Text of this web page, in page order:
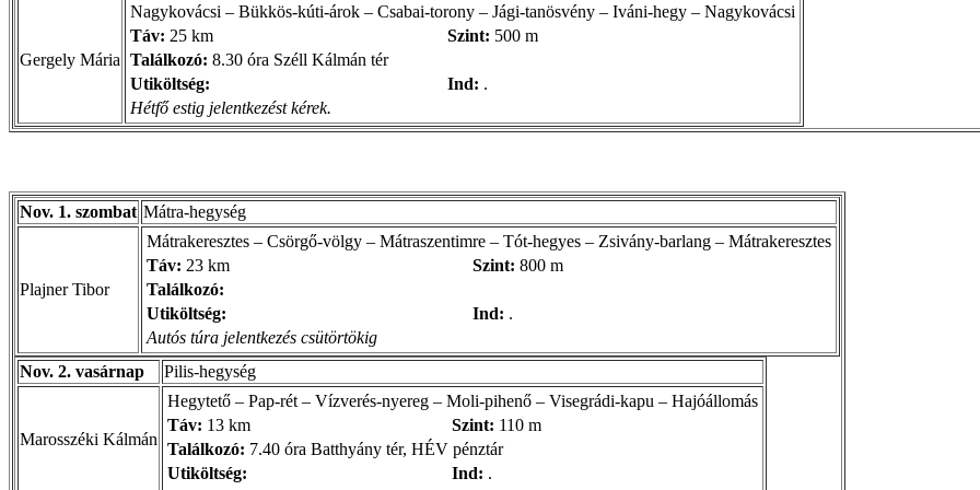
Gergely Mária
Nagykovácsi – Bükkös-kúti-árok – Csabai-torony – Jági-tanösvény – Iváni-hegy – Nagykovácsi
Táv: 25 km Szint: 500 m
Találkozó: 8.30 óra Széll Kálmán tér
Utiköltség:
Ind: .
Hétfő estig jelentkezést kérek.
Nov. 1. szombat Mátra-hegység
Plajner Tibor
Mátrakeresztes – Csörgő-völgy – Mátraszentimre – Tót-hegyes – Zsivány-barlang – Mátrakeresztes
Táv: 23 km Szint: 800 m
Találkozó:
Utiköltség:
Ind: .
Autós túra jelentkezés csütörtökig
Nov. 2. vasárnap
Pilis-hegység
Marosszéki Kálmán
Hegytető – Pap-rét – Vízverés-nyereg – Moli-pihenő – Visegrádi-kapu – Hajóállomás
Táv: 13 km Szint: 110 m
Találkozó: 7.40 óra Batthyány tér, HÉV pénztár
Utiköltség:
Ind: .